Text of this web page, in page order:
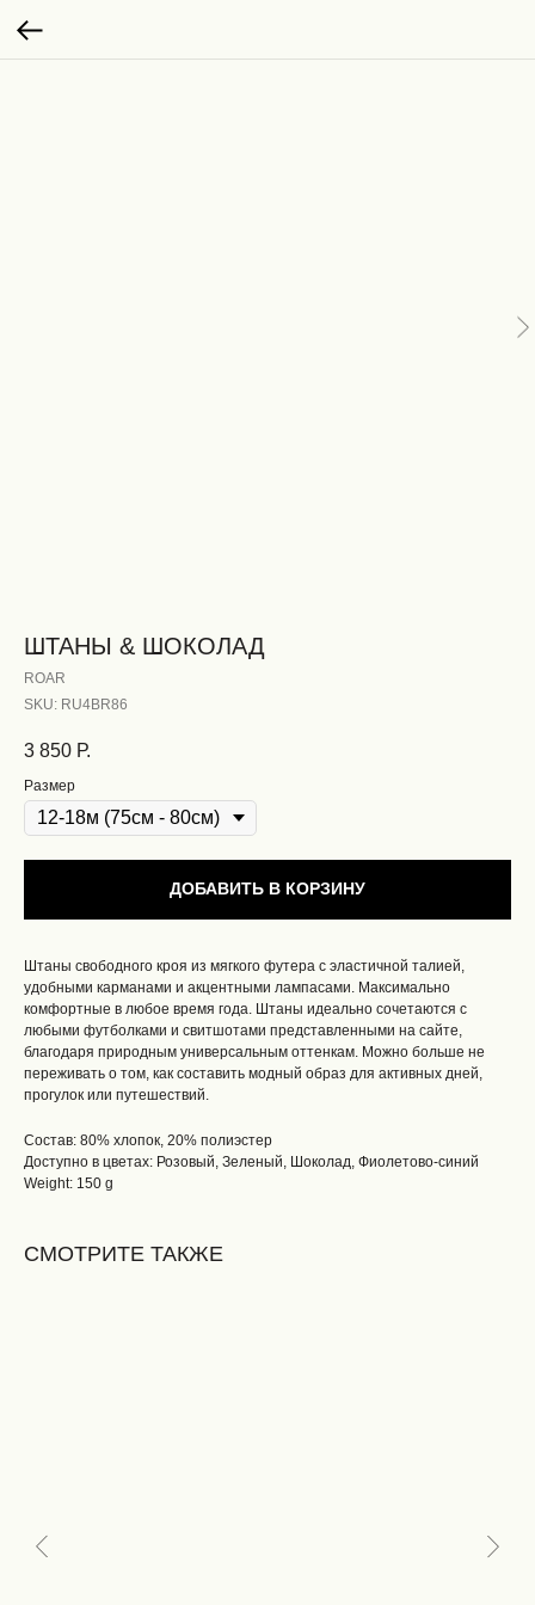
ШТАНЫ & ШОКОЛАД
ROAR
SKU: RU4BR86
3 850 Р.
Размер
ДОБАВИТЬ В КОРЗИНУ
Штаны свободного кроя из мягкого футера с эластичной талией,
удобными карманами и акцентными лампасами. Максимально
комфортные в любое время года. Штаны идеально сочетаются с
любыми футболками и свитшотами представленными на сайте,
благодаря природным универсальным оттенкам. Можно больше не
переживать о том, как составить модный образ для активных дней,
прогулок или путешествий.
Состав: 80% хлопок, 20% полиэстер
Доступно в цветах: Розовый, Зеленый, Шоколад, Фиолетово-синий
Weight: 150 g
СМОТРИТЕ ТАКЖЕ